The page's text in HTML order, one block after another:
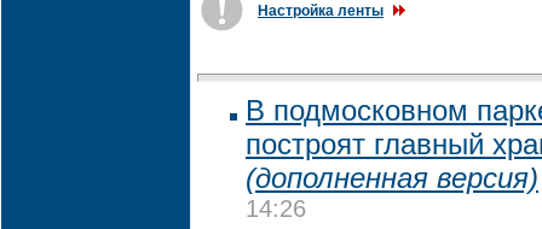
Настройка ленты
В подмосковном
построят главный
(дополненная версия)
14:26